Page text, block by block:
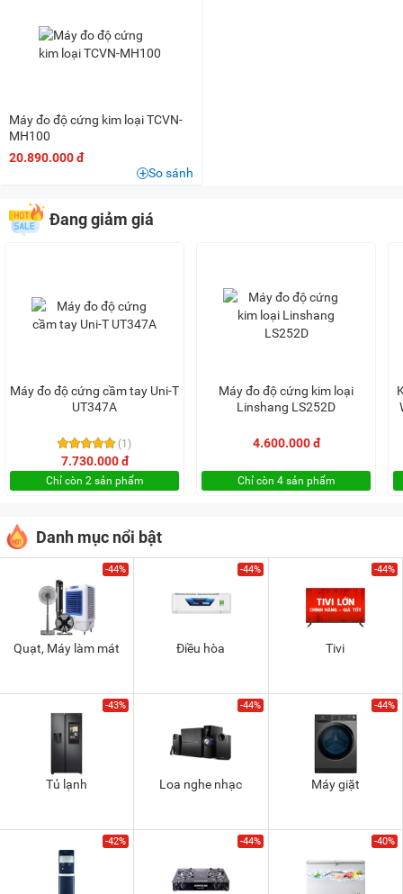
3 triệu - 5 triệu
(1)
5 triệu - 8 triệu (2)
15 triệu - 20 triệu
20 triệu - 25 triệu
30 triệu - 40 triệu
(2)
Trên 200 triệu
Máy đo độ cứng kim loại TCVN-
MH100
20.890.000 đ
So sánh
Đang giảm giá
Máy đo độ cứng cầm tay Uni-T
UT347A
(1)
7.730.000 đ
Chỉ còn 2 sản phẩm
Máy đo độ cứng kim loại
Linshang LS252D
4.600.000 đ
Chỉ còn 4 sản phẩm
Danh mục nổi bật
-44%
Quạt, Máy làm mát
-44%
Điều hòa
-44%
Tivi
-43%
Tủ lạnh
-44%
Loa nghe nhạc
-44%
Máy giặt
-42% -44% -40%